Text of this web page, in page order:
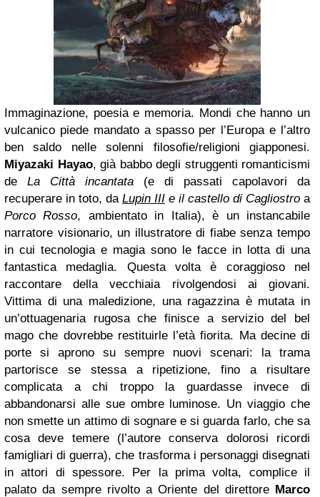
Immaginazione, poesia e memoria. Mondi che hanno un
vulcanico piede mandato a spasso per l’Europa e l’altro
ben saldo nelle solenni filosofie/religioni giapponesi.
Miyazaki Hayao, già babbo degli struggenti romanticismi
de La Città incantata (e di passati capolavori da
recuperare in toto, da Lupin III e il castello di Cagliostro a
Porco Rosso, ambientato in Italia), è un instancabile
narratore visionario, un illustratore di fiabe senza tempo
in cui tecnologia e magia sono le facce in lotta di una
fantastica medaglia. Questa volta è coraggioso nel
raccontare della vecchiaia rivolgendosi ai giovani.
Vittima di una maledizione, una ragazzina è mutata in
un’ottuagenaria rugosa che finisce a servizio del bel
mago che dovrebbe restituirle l’età fiorita. Ma decine di
porte si aprono su sempre nuovi scenari: la trama
partorisce se stessa a ripetizione, fino a risultare
complicata a chi troppo la guardasse invece di
abbandonarsi alle sue ombre luminose. Un viaggio che
non smette un attimo di sognare e si guarda farlo, che sa
cosa deve temere (l’autore conserva dolorosi ricordi
famigliari di guerra), che trasforma i personaggi disegnati
in attori di spessore. Per la prima volta, complice il
palato da sempre rivolto a Oriente del direttore Marco